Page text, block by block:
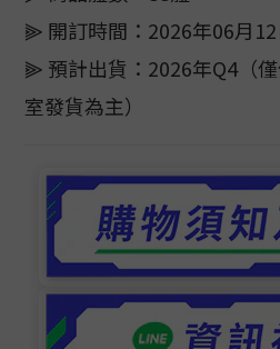
⫸ 開訂時間：2026年06月12
⫸ 預計出貨：2026年Q4（
室發貨為主）